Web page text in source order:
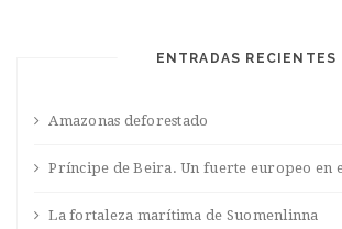
ENTRADAS RECIENTES
Amazonas deforestado
Príncipe de Beira. Un fuerte europeo en
La fortaleza marítima de Suomenlinna